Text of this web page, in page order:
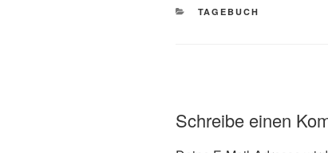
KATEGORIEN
TAGEBUCH
Schreibe einen